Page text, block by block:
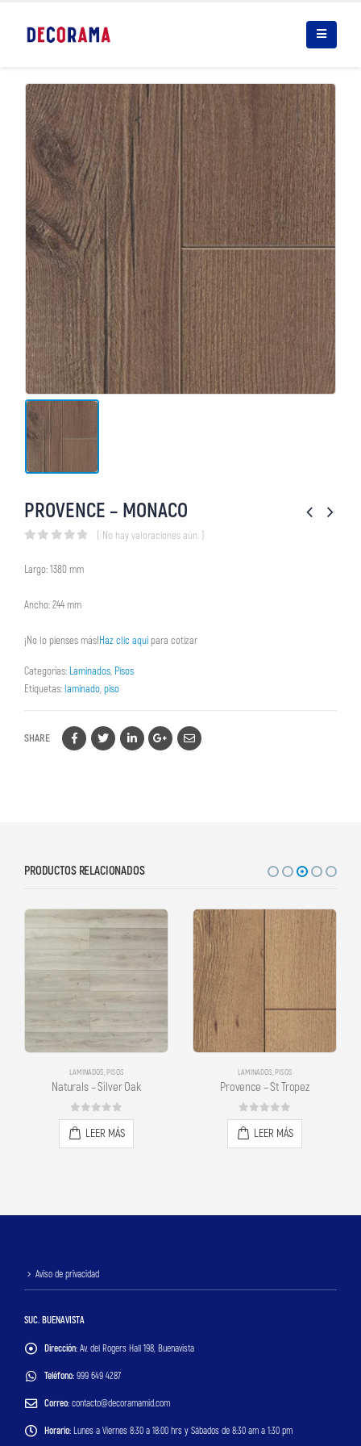
PROVENCE – MONACO
( No hay valoraciones aún. )
Largo: 1380 mm
Ancho: 244 mm
¡No lo pienses más!Haz clic aquípara cotizar
Categorías: Laminados, Pisos
Etiquetas: laminado,piso
SHARE
PRODUCTOS RELACIONADOS
LAMINADOS, PISOS
Naturals – Silver Oak
0out of 5
LEER MÁS
LAMINADOS, PISOS
Provence – St Tropez
0out of 5
LEER MÁS
Aviso de privacidad
SUC. BUENAVISTA
Dirección: Av. del Rogers Hall 198, Buenavista
Teléfono: 999 649 4287
Correo: contacto@decoramamid.com
Horario: Lunes a Viernes 8:30 a 18:00 hrs y Sábados de 8:30 am a 1:30 pm